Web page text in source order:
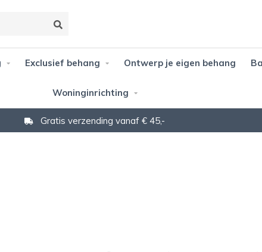
Exclusief behang Ontwerp je eigen behang
Woninginrichting
Gratis verzending vanaf € 45,-